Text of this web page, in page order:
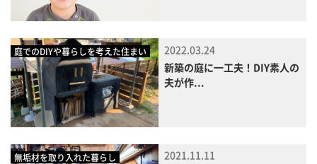
庭でのDIYや暮らしを考えた住まい
2022.03.24
新築の庭に一工夫！DIY素人の
夫が作...
無垢材を取り入れた暮らし
2021.11.11